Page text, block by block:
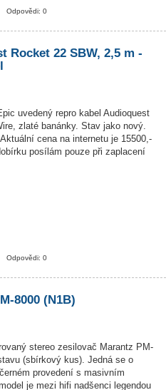
Odpovědi: 0
Rocket 22 SBW, 2,5 m -
uvedený repro kabel Audioquest
zlaté banánky. Stav jako nový.
cena na internetu je 15500,-
posílám pouze při zaplacení
Odpovědi: 0
8000 (N1B)
stereo zesilovač Marantz PM-
(sbírkový kus). Jedná se o
provedení s masivním
je mezi hifi nadšenci legendou